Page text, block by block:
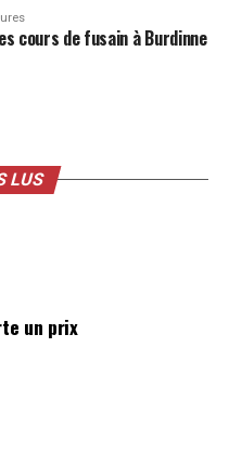
cours de fusain à Burdinne
LUS
un prix